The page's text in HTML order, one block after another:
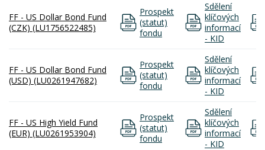
FF - US Dollar Bond Fund
(CZK) (LU1756522485)
Prospekt
(statut)
fondu
Sdělení
klíčových
informací
- KID
FF - US Dollar Bond Fund
(USD) (LU0261947682)
Prospekt
(statut)
fondu
Sdělení
klíčových
informací
- KID
FF - US High Yield Fund
(EUR) (LU0261953904)
Prospekt
(statut)
fondu
Sdělení
klíčových
informací
- KID